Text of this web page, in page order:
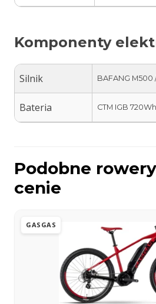
Komponenty
Silnik BAFANG M500
Bateria CTM IGB
Podobne
cenie
GASGAS